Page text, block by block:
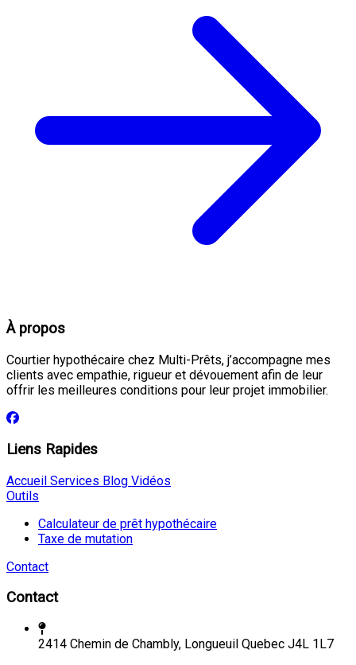
À propos
Courtier hypothécaire chez Multi-Prêts, j’accompagne mes
clients avec empathie, rigueur et dévouement afin de leur
offrir les meilleures conditions pour leur projet immobilier.
Liens Rapides
Accueil Services Blog Vidéos
Outils
Calculateur de prêt hypothécaire
Taxe de mutation
Contact
Contact
2414 Chemin de Chambly, Longueuil Quebec J4L 1L7